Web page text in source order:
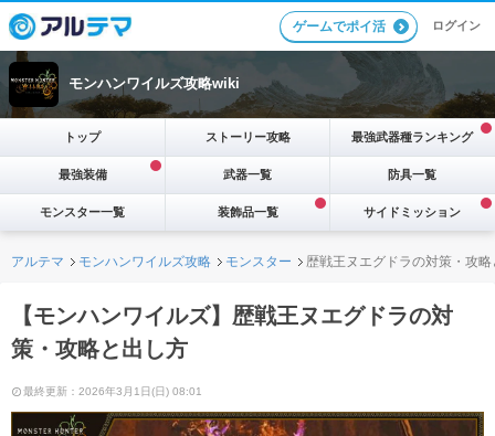
ゲームでポイ活 ログイン
モンハンワイルズ攻略wiki
トップ ストーリー攻略 最強武器種ランキング
最強装備 武器一覧 防具一覧
モンスター一覧 装飾品一覧 サイドミッション
アルテマ モンハンワイルズ攻略 モンスター 歴戦王ヌエグドラの対策・攻
【モンハンワイルズ】歴戦王ヌエグドラの対
策・攻略と出し方
最終更新：2026年3月1日(日) 08:01